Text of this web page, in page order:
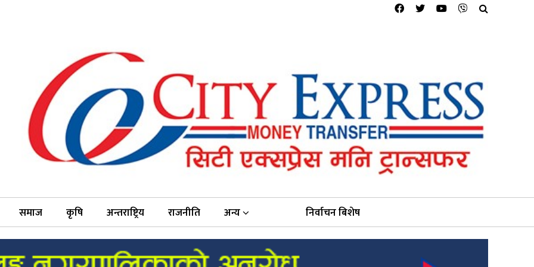
समाज कृषि अन्तराष्ट्रिय राजनीति अन्य निर्वाचन बिशेष